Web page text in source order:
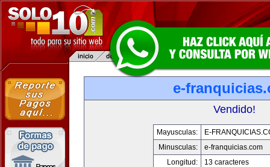
e-
Vendido!
Mayusculas:
E-
Minusculas:
e-franquicias.com
Longitud:
13 caracteres